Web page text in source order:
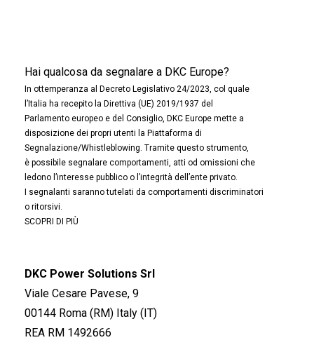
Hai qualcosa da segnalare a DKC Europe?
In ottemperanza al Decreto Legislativo 24/2023, col quale
l’Italia ha recepito la Direttiva (UE) 2019/1937 del
Parlamento europeo e del Consiglio, DKC Europe mette a
disposizione dei propri utenti la Piattaforma di
Segnalazione/Whistleblowing. Tramite questo strumento,
è possibile segnalare comportamenti, atti od omissioni che
ledono l’interesse pubblico o l’integrità dell’ente privato.
I segnalanti saranno tutelati da comportamenti discriminatori
o ritorsivi.
SCOPRI DI PIÙ
DKC Power Solutions Srl
Viale Cesare Pavese, 9
00144 Roma (RM) Italy (IT)
REA RM 1492666